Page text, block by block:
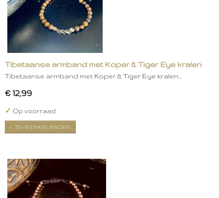
Tibetaanse armband met Koper & Tiger Eye kralen
Tibetaanse armband met Koper & Tiger Eye kralen…
€ 12,99
✓ Op voorraad
IN WINKELWAGEN